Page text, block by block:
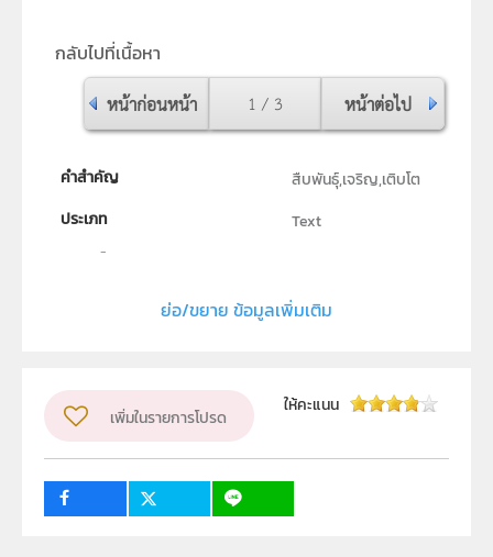
กลับไปที่เนื้อหา
หน้าก่อนหน้า 1 / 3 หน้าต่อไป
คำสำคัญ
สืบพันธุ์,เจริญ,เติบโต
ประเภท
Text
ระดับชั้น
ม.4, ม.5, ม.6
กลุ่มเป้าหมาย
ครู, นักเรียน
ย่อ/ขยาย ข้อมูลเพิ่มเติม
เพิ่มในรายการโปรด
ให้คะแนน